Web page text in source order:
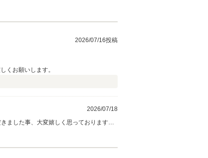
2026/07/16投稿
くお願いします。
2026/07/18
ました事、大変嬉しく思っております。